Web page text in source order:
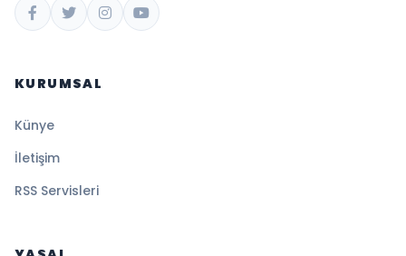
KURUMSAL
Künye
İletişim
RSS Servisleri